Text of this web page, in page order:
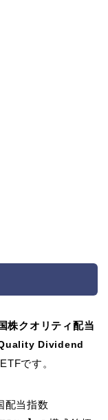
株クオリティ配当
Dividend
です。
配当指数